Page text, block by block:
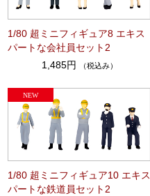
1/80 超ミニフィギュア8 エキス
パートな会社員セット2
1,485円
（税込み）
1/80 超ミニフィギュア10 エキス
パートな鉄道員セット2